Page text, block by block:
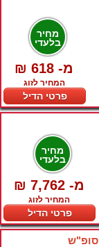
מחיר
בלעדי
₪ 618 -מ
המחיר לזוג
פרטי הדיל
מחיר
בלעדי
₪ 7,762 -מ
המחיר לזוג
פרטי הדיל